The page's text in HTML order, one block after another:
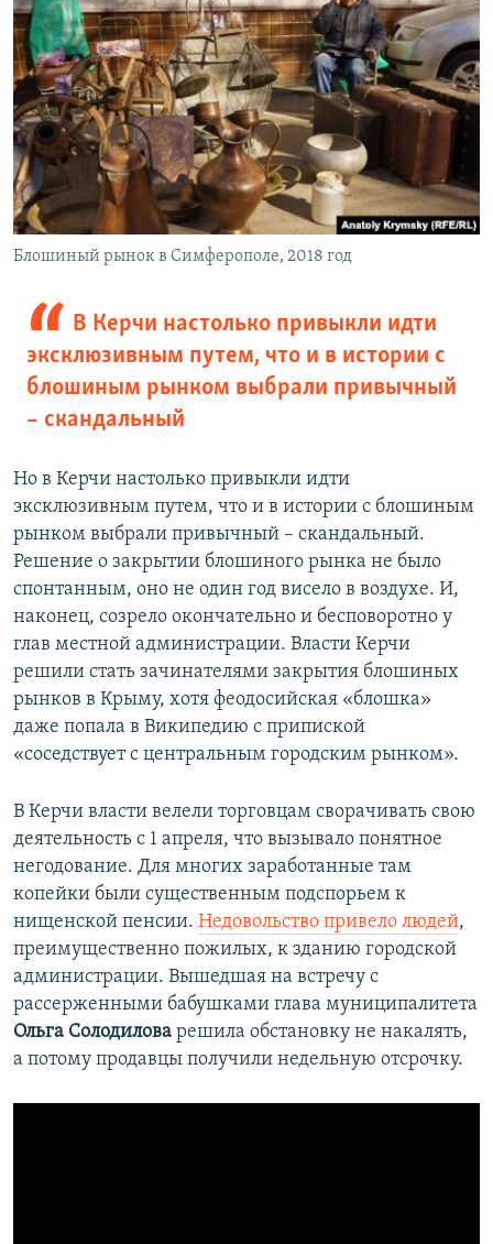
Блошиный рынок в Симферополе, 2018 год
В Керчи настолько привыкли идти
эксклюзивным путем, что и в истории с
блошиным рынком выбрали привычный
– скандальный
Но в Керчи настолько привыкли идти
эксклюзивным путем, что и в истории с блошиным
рынком выбрали привычный – скандальный.
Решение о закрытии блошиного рынка не было
спонтанным, оно не один год висело в воздухе. И,
наконец, созрело окончательно и бесповоротно у
глав местной администрации. Власти Керчи
решили стать зачинателями закрытия блошиных
рынков в Крыму, хотя феодосийская «блошка»
даже попала в Википедию с припиской
«соседствует с центральным городским рынком».
В Керчи власти велели торговцам сворачивать свою
деятельность с 1 апреля, что вызывало понятное
негодование. Для многих заработанные там
копейки были существенным подспорьем к
нищенской пенсии. Недовольство привело людей,
преимущественно пожилых, к зданию городской
администрации. Вышедшая на встречу с
рассерженными бабушками глава муниципалитета
Ольга Солодилова решила обстановку не накалять,
а потому продавцы получили недельную отсрочку.